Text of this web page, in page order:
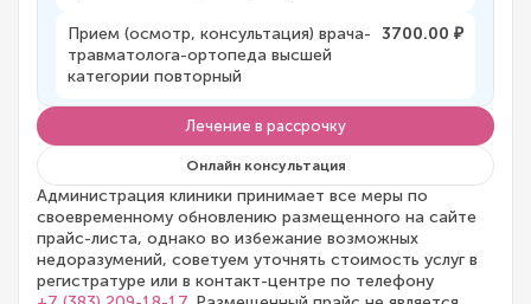
Прием (осмотр, консультация) врача-
травматолога-ортопеда высшей
категории повторный
3700.00 ₽
Лечение в рассрочку
Онлайн консультация
Администрация клиники принимает все меры по
своевременному обновлению размещенного на сайте
прайс-листа, однако во избежание возможных
недоразумений, советуем уточнять стоимость услуг в
регистратуре или в контакт-центре по телефону